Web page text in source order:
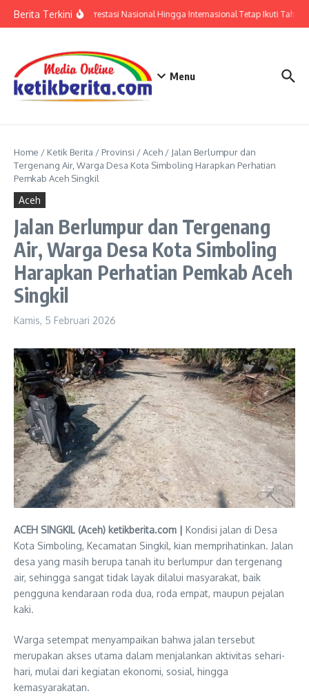
Berita Terkini
Polri: Sertifikat Prestasi Nasional Hingga Internasional Tetap Ikuti
Menu
Home / Ketik Berita / Provinsi /Aceh / Jalan Berlumpur dan
Tergenang Air, Warga Desa Kota Simboling Harapkan Perhatian
Pemkab Aceh Singkil
Aceh
Jalan Berlumpur dan Tergenang
Air, Warga Desa Kota Simboling
Harapkan Perhatian Pemkab Aceh
Singkil
Kamis, 5 Februari 2026
ACEH SINGKIL (Aceh) ketikberita.com | Kondisi jalan di Desa
Kota Simboling, Kecamatan Singkil, kian memprihatinkan. Jalan
desa yang masih berupa tanah itu berlumpur dan tergenang
air, sehingga sangat tidak layak dilalui masyarakat, baik
pengguna kendaraan roda dua, roda empat, maupun pejalan
kaki.
Warga setempat menyampaikan bahwa jalan tersebut
merupakan akses utama dalam menjalankan aktivitas sehari-
hari, mulai dari kegiatan ekonomi, sosial, hingga
kemasyarakatan.